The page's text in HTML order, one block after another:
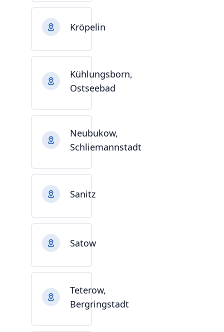
Kröpelin
Kühlungsborn,
Ostseebad
Neubukow,
Schliemannstadt
Sanitz
Satow
Teterow,
Bergringstadt